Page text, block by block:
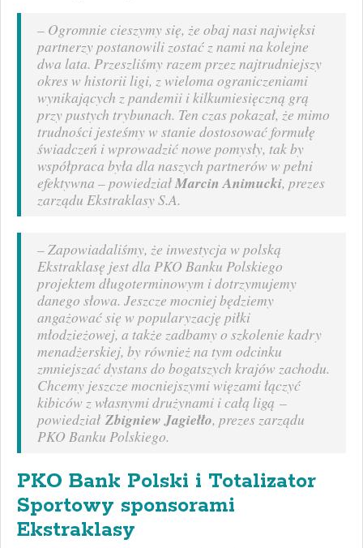
– Ogromnie cieszymy się, że obaj nasi najwięksi
partnerzy postanowili zostać z nami na kolejne
dwa lata. Przeszliśmy razem przez najtrudniejszy
okres w historii ligi, z wieloma ograniczeniami
wynikających z pandemii i kilkumiesięczną grą
przy pustych trybunach. Ten czas pokazał, że mimo
trudności jesteśmy w stanie dostosować formułę
świadczeń i wprowadzić nowe pomysły, tak by
współpraca była dla naszych partnerów w pełni
efektywna – powiedziałMarcin Animucki, prezes
zarządu Ekstraklasy S.A.
–Zapowiadaliśmy, że inwestycja w polską
Ekstraklasę jest dla PKO Banku Polskiego
projektem długoterminowym i dotrzymujemy
danego słowa. Jeszcze mocniej będziemy
angażować się w popularyzację piłki
młodzieżowej, a także zadbamy o szkolenie kadry
menadżerskiej, by również na tym odcinku
zmniejszać dystans do bogatszych krajów zachodu.
Chcemy jeszcze mocniejszymi więzami łączyć
kibiców z własnymi drużynami i całą ligą –
powiedział Zbigniew Jagiełło, prezes zarządu
PKO Banku Polskiego.
PKO Bank Polski i Totalizator
Sportowy sponsorami
Ekstraklasy